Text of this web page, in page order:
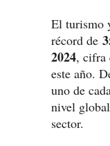
El turismo
récord de
2024, cifra
este año.
uno de
nivel
sector.